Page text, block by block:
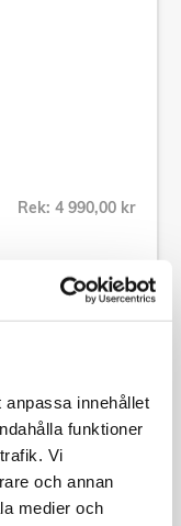
innehållet
funktioner
Vi
och annan
medier och
Rek: 4 990,00 kr